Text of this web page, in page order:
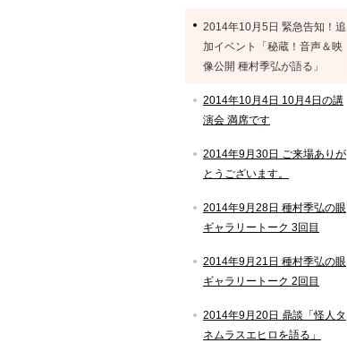
2014年10月5日 緊急告知！追
加イベント「秘蔵！音声＆映
像公開 種村季弘が語る」
2014年10月4日 10月4日の講
演会 満席です
2014年9月30日 ご来場ありが
とうございます。
2014年9月28日 種村季弘の眼
ギャラリートーク 3回目
2014年9月21日 種村季弘の眼
ギャラリートーク 2回目
2014年9月20日 鼎談「怪人タ
ネムラスエヒロを語る」